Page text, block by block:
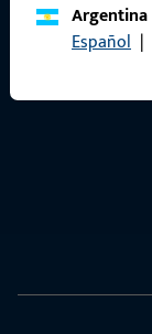
Argentina
Español |